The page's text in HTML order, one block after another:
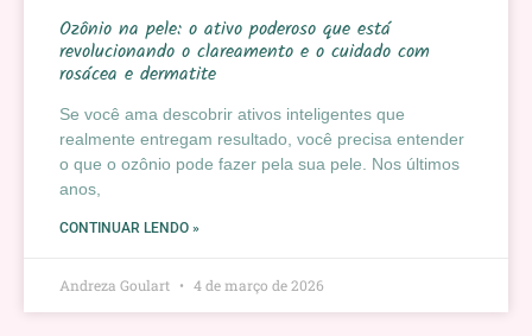
Ozônio na pele: o ativo poderoso que está
revolucionando o clareamento e o cuidado com
rosácea e dermatite
Se você ama descobrir ativos inteligentes que
realmente entregam resultado, você precisa entender
o que o ozônio pode fazer pela sua pele. Nos últimos
anos,
CONTINUAR LENDO »
Andreza Goulart 4 de março de 2026